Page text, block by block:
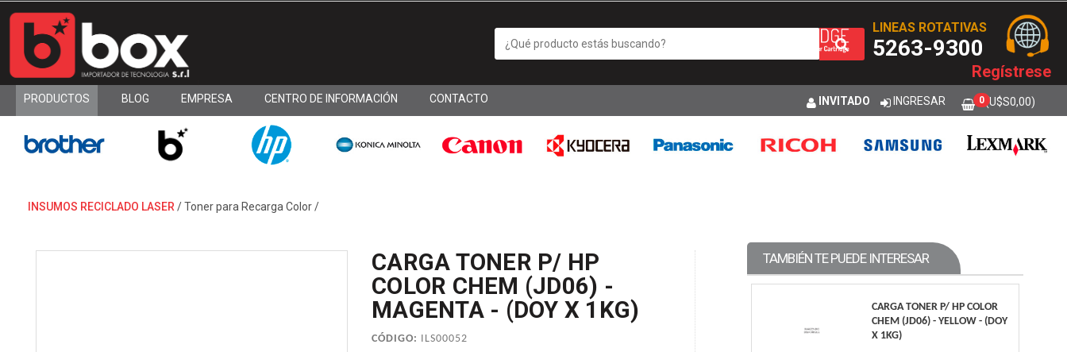
INVITADO INGRESAR 0 (U$S0,00)
PRODUCTOS BLOG EMPRESA CENTRO DE INFORMACIÓN CONTACTO
LINEAS ROTATIVAS
5263-9300
Regístrese
INSUMOS RECICLADO LASER /Toner para Recarga Color/
CARGA TONER P/ HP
COLOR CHEM (JD06) -
MAGENTA - (DOY X 1KG)
CÓDIGO: ILS00052
TAMBIÉN TE PUEDE INTERESAR
CARGA TONER P/ HP COLOR
CHEM (JD06) - YELLOW - (DOY
X 1KG)